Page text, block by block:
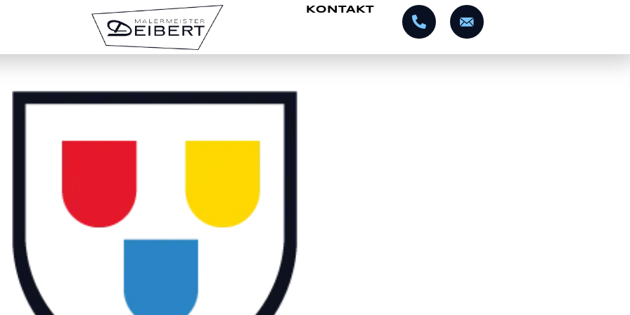
KONTAKT